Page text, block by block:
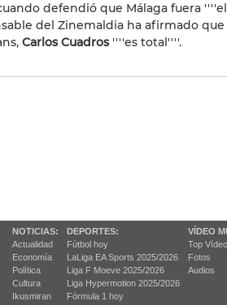
defendió que Málaga fuera
del Zinemaldia ha afirmado
Carlos Cuadros''''es total''''.
NOTICIAS:
Actualidad
Economía
Política
Cultura
Ikusmiran
DEPORTES:
Fútbol hoy
LaLiga EA Sports 2025/2026
Liga F Moeve 2025/2026
Liga Hypermotion 2025/2026
Fórmula 1 hoy
VÍDEO
Top
Fotos
Audios